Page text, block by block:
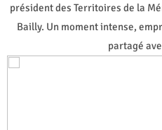
président des Territoires de la
Bailly. Un moment intense,
partagé